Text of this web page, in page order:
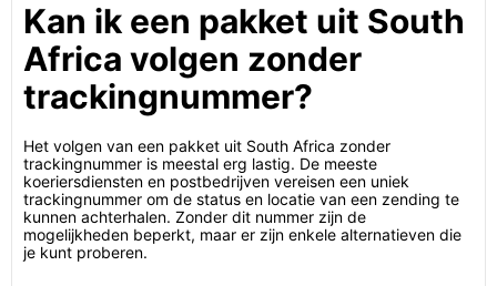
Kan ik een pakket uit South
Africa volgen zonder
trackingnummer?
Het volgen van een pakket uit South Africa zonder
trackingnummer is meestal erg lastig. De meeste
koeriersdiensten en postbedrijven vereisen een uniek
trackingnummer om de status en locatie van een zending te
kunnen achterhalen. Zonder dit nummer zijn de
mogelijkheden beperkt, maar er zijn enkele alternatieven die
je kunt proberen.